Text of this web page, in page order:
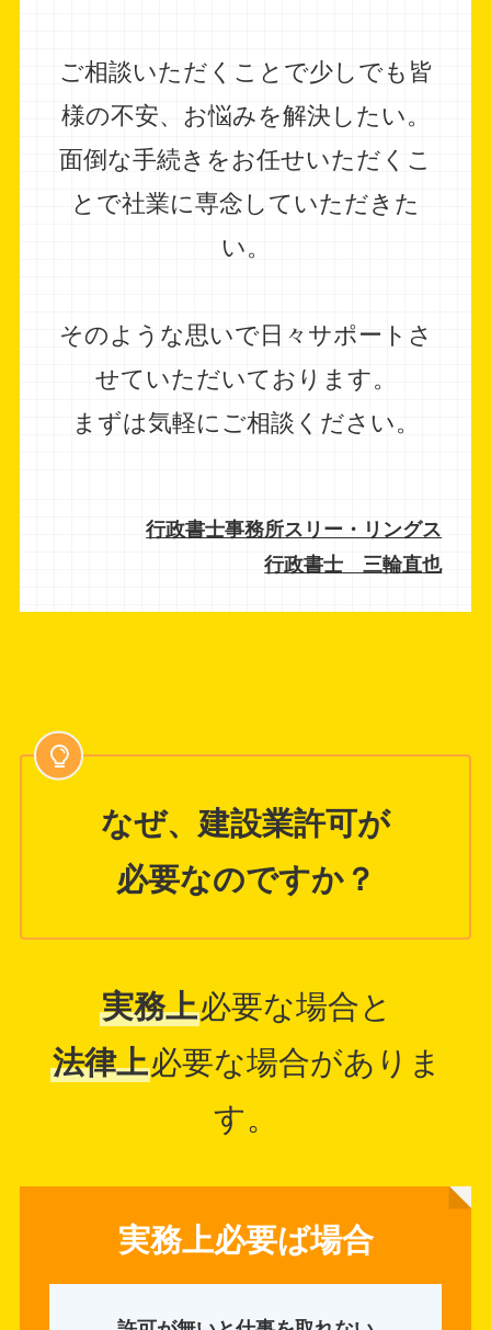
ご相談いただくことで少しでも皆
様の不安、お悩みを解決したい。
面倒な手続きをお任せいただくこ
とで社業に専念していただきた
い。
そのような思いで日々サポートさ
せていただいております。
まずは気軽にご相談ください。
行政書士事務所スリー・リングス
行政書士 三輪直也
なぜ、建設業許可が
必要なのですか？
実務上必要な場合と
法律上必要な場合がありま
す。
実務上必要ば場合